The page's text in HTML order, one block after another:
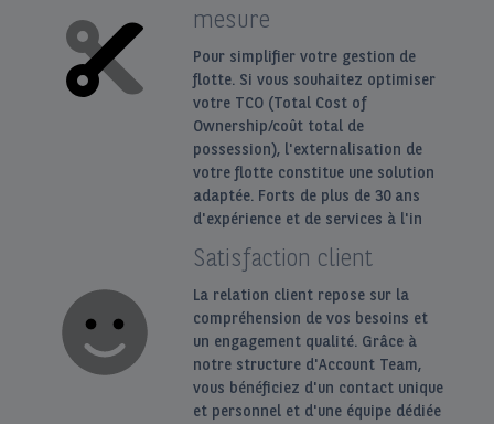
mesure
Pour simplifier votre gestion de
flotte. Si vous souhaitez optimiser
votre TCO (Total Cost of
Ownership/coût total de
possession), l'externalisation de
votre flotte constitue une solution
adaptée. Forts de plus de 30 ans
d'expérience et de services à l'in
Satisfaction client
La relation client repose sur la
compréhension de vos besoins et
un engagement qualité. Grâce à
notre structure d'Account Team,
vous bénéficiez d'un contact unique
et personnel et d'une équipe dédiée